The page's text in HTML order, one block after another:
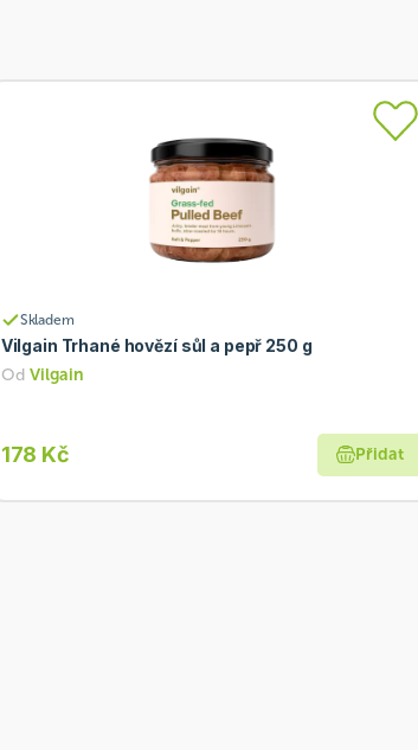
Skladem
Vilgain Trhané hovězí sůl a pepř 250 g
Od Vilgain
178 Kč Přidat